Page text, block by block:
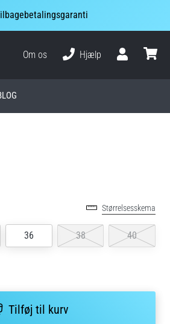
Om os
Hjælp
Størrelsesskema
36 38 40
Tilføj til kurv